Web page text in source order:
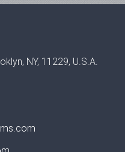
NY, 11229, U.S.A.